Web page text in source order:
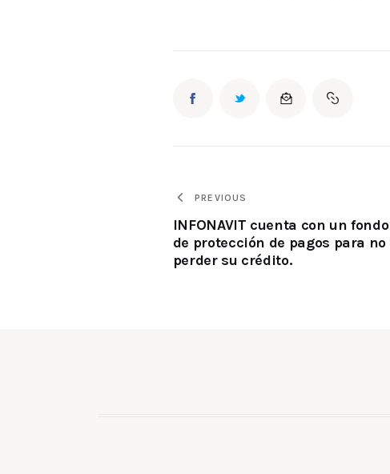
PREVIOUS
INFONAVIT cuenta con un fondo
de protección de pagos para no
perder su crédito.